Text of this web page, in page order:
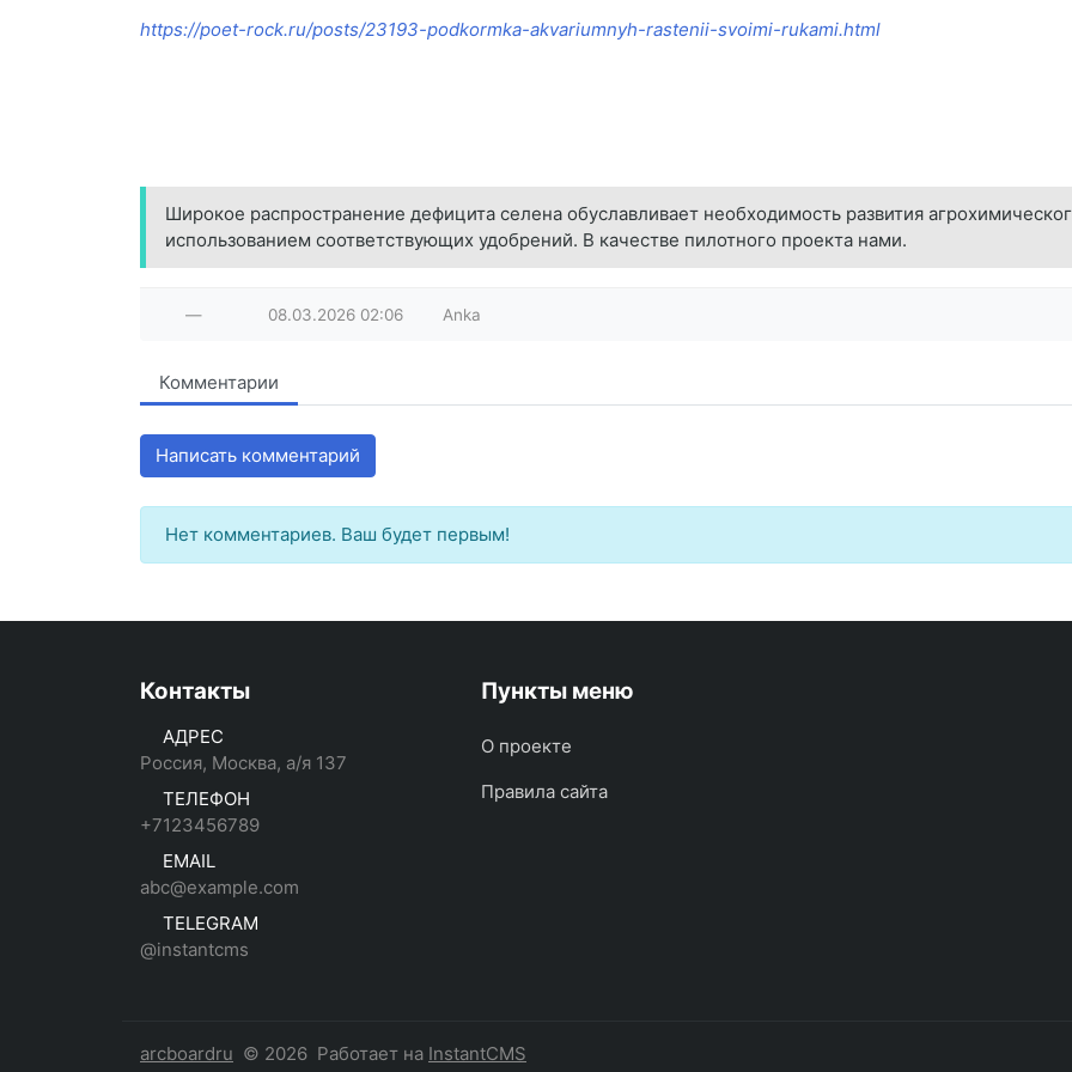
https://poet-rock.ru/posts/23193-podkormka-akvariumnyh-rastenii-svoimi-rukami.html
Широкое распространение дефицита селена обуславливает необходимость развития
использованием соответствующих удобрений. В качестве пилотного проекта нами.
— 08.03.2026 02:06 Anka
Комментарии
Написать комментарий
Нет комментариев. Ваш будет первым!
Контакты
АДРЕС
Россия, Москва, а/я 137
ТЕЛЕФОН
+7123456789
EMAIL
abc@example.com
TELEGRAM
@instantcms
Пункты меню
О проекте
Правила сайта
arcboardru © 2026 Работает на InstantCMS